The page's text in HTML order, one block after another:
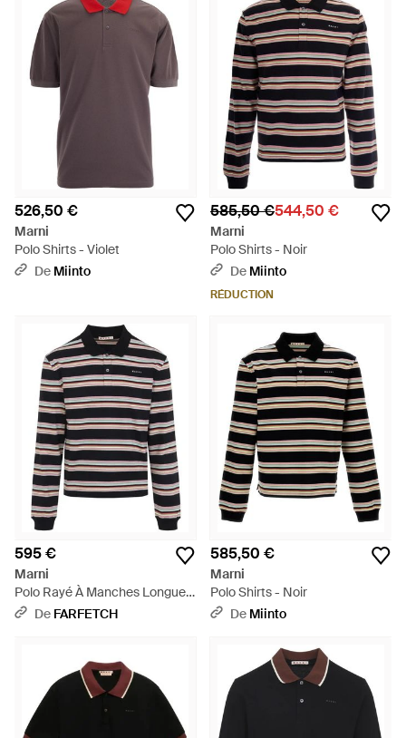
526,50 €
Marni
Polo Shirts - Violet
De Miinto
585,50 €544,50 €
Marni
Polo Shirts - Noir
De Miinto
RÉDUCTION
595 €
Marni
Polo Rayé À Manches Longues
- Noir
De FARFETCH
585,50 €
Marni
Polo Shirts - Noir
De Miinto